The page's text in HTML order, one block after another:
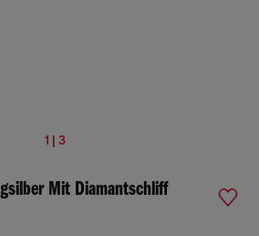
1 | 3
Mit Diamantschliff